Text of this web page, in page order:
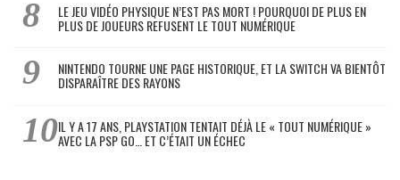
LE JEU VIDÉO PHYSIQUE N’EST PAS MORT ! POURQUOI DE PLUS EN
PLUS DE JOUEURS REFUSENT LE TOUT NUMÉRIQUE
NINTENDO TOURNE UNE PAGE HISTORIQUE, ET LA SWITCH VA BIENTÔT
DISPARAÎTRE DES RAYONS
IL Y A 17 ANS, PLAYSTATION TENTAIT DÉJÀ LE « TOUT NUMÉRIQUE »
AVEC LA PSP GO… ET C’ÉTAIT UN ÉCHEC